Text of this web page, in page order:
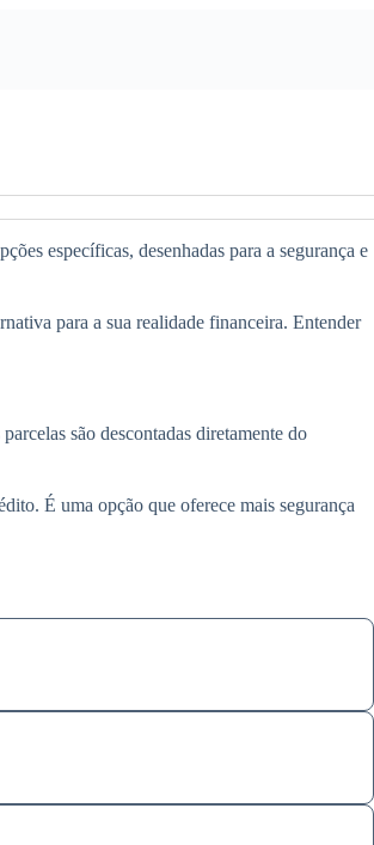
específicas, desenhadas para a segurança e
para a sua realidade financeira. Entender
são descontadas diretamente do
É uma opção que oferece mais segurança